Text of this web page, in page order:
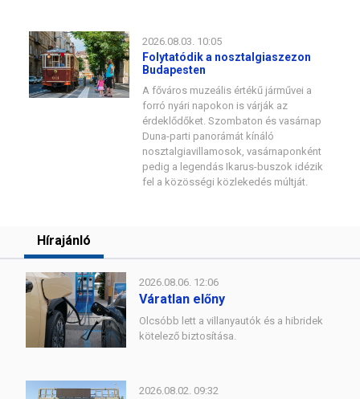
2026.08.03. 10:05
Folytatódik a nosztalgiaszezon
Budapesten
A főváros muzeális értékű járművei a
forró nyári napokon is várják az
érdeklődőket. Szombaton és vasárnap
Duna-parti panorámát kínáló
nosztalgiavillamosok, vasárnaponként
pedig a legendás Ikarus-buszok idézik
fel a közösségi közlekedés múltját.
Hírajánló
2026.08.06. 12:06
Váratlan előny
Olcsóbb lett a villanyautók és a hibridek
kötelező biztosítása.
2026.08.02. 09:32